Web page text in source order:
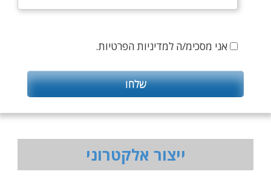
אני מסכימ/ה למדיניות הפרטיות.
ייצור אלקטרוני